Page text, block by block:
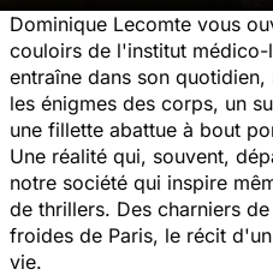
Dominique Lecomte vous
couloirs de l'institut médico-
entraîne dans son
les énigmes des corps, un
une fillette abattue à bout
Une réalité qui, souvent,
notre société qui inspire
de thrillers. Des charniers
froides de Paris, le récit
vie.